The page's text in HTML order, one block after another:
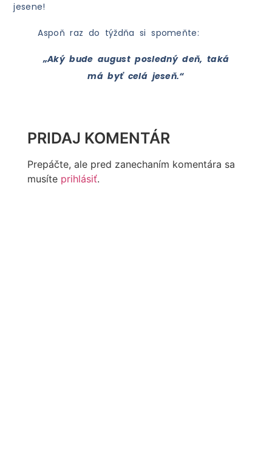
jesene!
Aspoň raz do týždňa si spomeňte:
„Aký bude august posledný deň, taká
má byť celá jeseň.“
PRIDAJ KOMENTÁR
Prepáčte, ale pred zanechaním komentára sa
musíte prihlásiť.